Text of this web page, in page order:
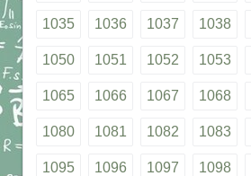
1035 1036 1037 1038
1050 1051 1052 1053
1065 1066 1067 1068
1080 1081 1082 1083
1095 1096 1097 1098